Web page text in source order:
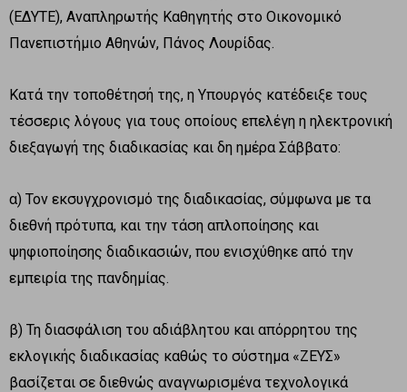
(ΕΔΥΤΕ), Αναπληρωτής Καθηγητής στο Οικονομικό
Πανεπιστήμιο Αθηνών, Πάνος Λουρίδας.
Κατά την τοποθέτησή της, η Υπουργός κατέδειξε τους
τέσσερις λόγους για τους οποίους επελέγη η ηλεκτρονική
διεξαγωγή της διαδικασίας και δη ημέρα Σάββατο:
α) Τον εκσυγχρονισμό της διαδικασίας, σύμφωνα με τα
διεθνή πρότυπα, και την τάση απλοποίησης και
ψηφιοποίησης διαδικασιών, που ενισχύθηκε από την
εμπειρία της πανδημίας.
β) Τη διασφάλιση του αδιάβλητου και απόρρητου της
εκλογικής διαδικασίας καθώς το σύστημα «ΖΕΥΣ»
βασίζεται σε διεθνώς αναγνωρισμένα τεχνολογικά